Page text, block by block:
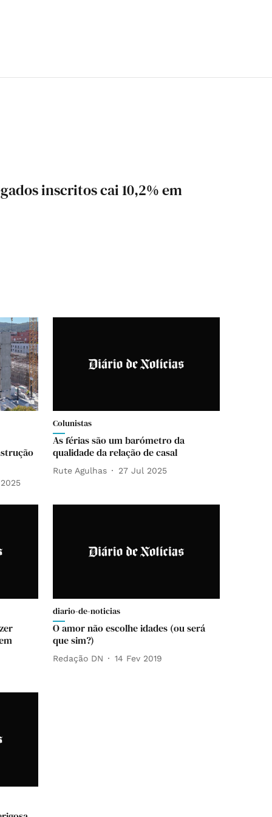
inscritos cai 10,2% em
Colunistas
As férias são um barómetro da
qualidade da relação de casal
Rute Agulhas 27 Jul 2025
diario-de-noticias
O amor não escolhe idades (ou será
que sim?)
Redação DN 14 Fev 2019